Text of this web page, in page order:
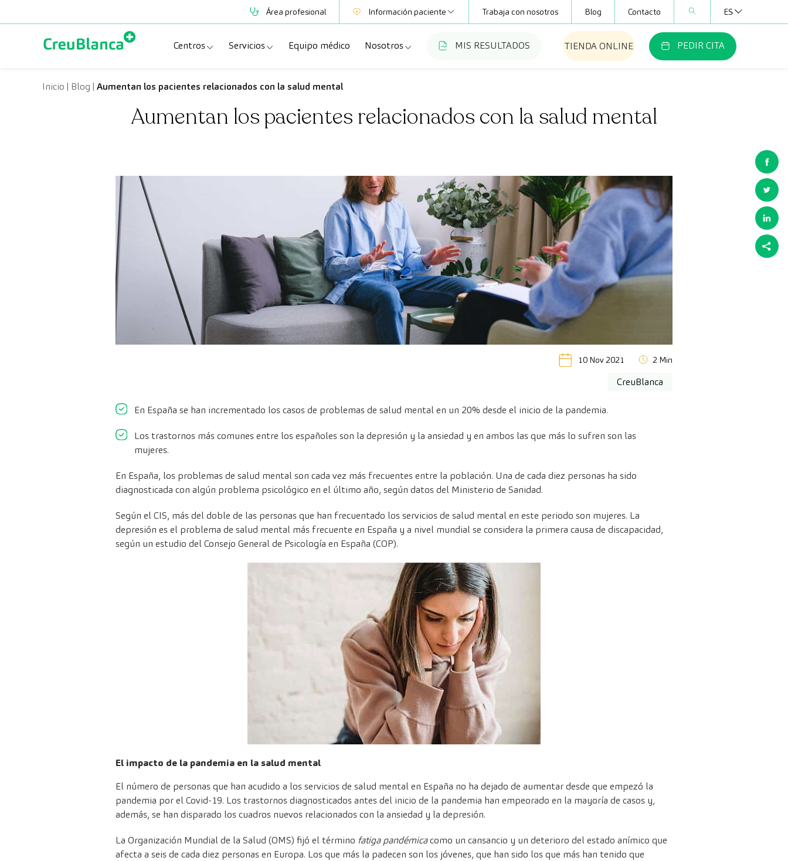
Área profesional Información paciente
Mutuas
Club CreuBlanca
Trabaja con nosotros Blog Contacto ES
Centros
Clínica CreuBlanca
CreuBlanca Tarradellas
Servicios
Especialidades
Pruebas diagnósticas
Equipo médico Nosotros
Trabaja con nosotros
Fundación Privada Imhotep
Preguntas frecuentes
MIS RESULTADOS TIENDA ONLINE PEDIR CITA
Inicio | Blog | Aumentan los pacientes relacionados con la salud mental
Aumentan los pacientes relacionados con la salud mental
10 Nov 2021 2 Min
CreuBlanca
En España se han incrementado los casos de problemas de salud mental en un 20% desde el inicio de la pandemia.
Los trastornos más comunes entre los españoles son la depresión y la ansiedad y en ambos las que más lo sufren son las
mujeres.
En España, los problemas de salud mental son cada vez más frecuentes entre la población. Una de cada diez personas ha sido
diagnosticada con algún problema psicológico en el último año, según datos del Ministerio de Sanidad.
Según el CIS, más del doble de las personas que han frecuentado los servicios de salud mental en este periodo son mujeres. La
depresión es el problema de salud mental más frecuente en España y a nivel mundial se considera la primera causa de discapacidad,
según un estudio del Consejo General de Psicología en España (COP).
El impacto de la pandemia en la salud mental
El número de personas que han acudido a los servicios de salud mental en España no ha dejado de aumentar desde que empezó la
pandemia por el Covid-19. Los trastornos diagnosticados antes del inicio de la pandemia han empeorado en la mayoría de casos y,
además, se han disparado los cuadros nuevos relacionados con la ansiedad y la depresión.
La Organización Mundial de la Salud (OMS) fijó el término fatiga pandémicacomo un cansancio y un deterioro del estado anímico que
afecta a seis de cada diez personas en Europa. Los que más la padecen son los jóvenes, que han sido los que más han tenido que